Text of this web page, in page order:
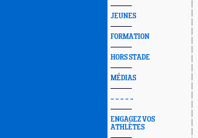
JEUNES
FORMATION
HORS STADE
MÉDIAS
~ ~ ~ ~ ~
ENGAGEZ VOS
ATHLÈTES